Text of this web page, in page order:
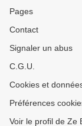
Pages
Contact
Signaler un abus
C.G.U.
Cookies et
Préférences
Voir le profil de Ze